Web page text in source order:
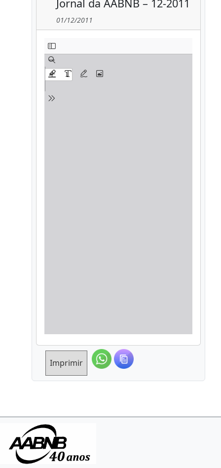
Jornal da AABNB – 12-2011
01/12/2011
Imprimir